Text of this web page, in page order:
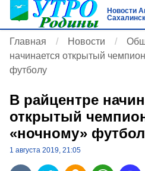
Новости
Главная Новости
начинается открытый
футболу
В райцентре
открытый
«ночному»
1 августа 2019, 21:05